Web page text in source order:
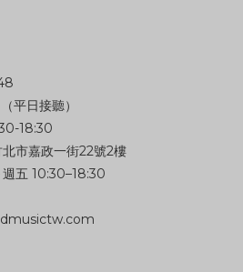
平日接聽）
18:30
市嘉政一街22號2樓
五 10:30–18:30